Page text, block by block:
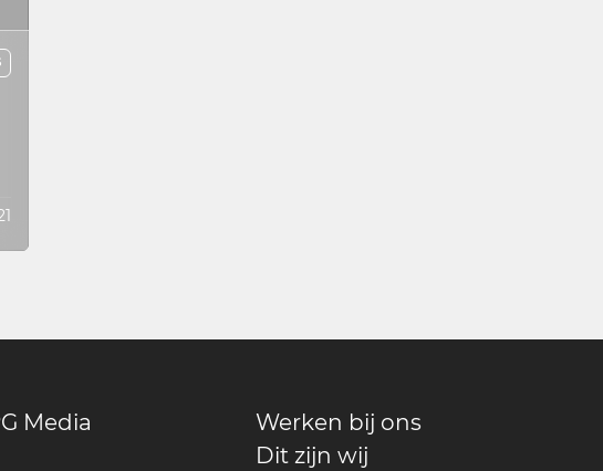
Media
Werken bij ons
Dit zijn wij